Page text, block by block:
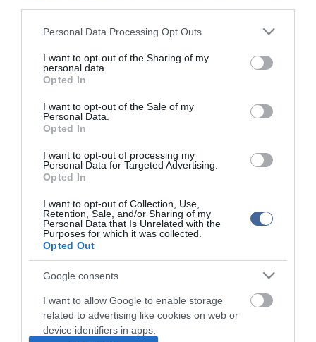
Please note that this website/app uses one or more Google
not limited to your visit or usage behaviour. You may click to
grant or deny consent to Google and its third-party tags to
use your data for below specified purposes in below Google
consent section.
Personal Data Processing Opt Outs
I want to opt-out of the Sharing of my
personal data.
Opted In
I want to opt-out of the Sale of my
Personal Data.
Opted In
I want to opt-out of processing my
Personal Data for Targeted Advertising.
Opted In
I want to opt-out of Collection, Use,
Retention, Sale, and/or Sharing of my
Personal Data that Is Unrelated with the
Purposes for which it was collected.
Opted Out
Google consents
I want to allow Google to enable storage
related to advertising like cookies on web or
device identifiers in apps.
énekesnővel.
Amikor a színpadon vagyok, úgy érzem magam, mintha
bennem, mint amikor a szerelmemmel, Luc Carllal szeretkezünk!
vallotta be.
Érdekes felfogás - lehet, hogy ezért vesz magára mindig olyan
fellépőruhát, mintha a saját hálószobájában flangálna?
Mindenesetre a rajongók mostantól kezdve gondoskodjanak a
ekkora swinger-partyn!
Kapcsolódó írások:
Képek - Nem Lady Gaga, hanem Lady Antebellum tarolt a
Grammy-gálán!
Képek: Lady Gaga meztelenül gördeszkázik!
Képek: Lady Gaga vér- és spermaszagra vágyik